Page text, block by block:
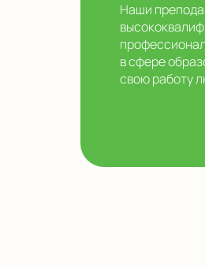
Наши
в сфере
свою работу